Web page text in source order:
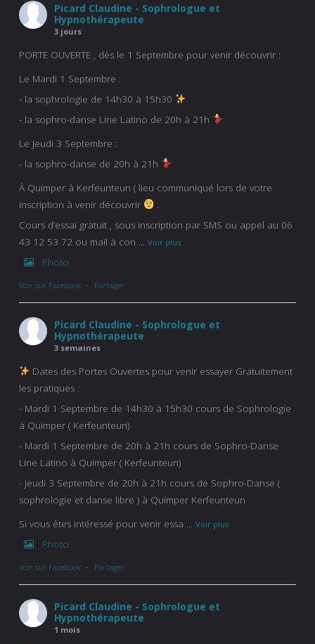
Picard Claudine - Sophrologue et
Hypnothérapeute
3 jours
PORTE OUVERTE , dès le 1 Septembre pour venir découvrir :
Le Mardi 1 Septembre :
- la sophrologie de 14h30 à 15h30
- la sophro-danse Line Latino de 20h à 21h
Le Jeudi 3 Septembre :
- la sophro-danse de 20h à 21h
À Quimper à Kerfeunteun ( lieu communiqué lors de votre
inscription à venir découvrir
Cours d’essai gratuit , sous inscription par SMS ou appel au 06
43 12 53 72 ou mail à con
Voir plus
Photo
Voir sur Facebook · Partager
Picard Claudine - Sophrologue et
Hypnothérapeute
3 semaines
Dates des Portes Ouvertes pour venir essayer Gratuitement
les pratiques :
- Mardi 1 Septembre de 14h30 à 15h30 cours de Sophrologie
à Quimper ( Kerfeunteun)
- Mardi 1 Septembre de 20h à 21h cours de Sophro-Danse
Line Latino à Quimper ( Kerfeunteun)
- Jeudi 3 Septembre de 20h à 21h cours de Sophro-Danse (
sophrologie et danse libre ) à Quimper Kerfeunteun
Si vous êtes intéressé pour venir essa
Voir plus
Photo
Voir sur Facebook · Partager
Picard Claudine - Sophrologue et
Hypnothérapeute
1 mois